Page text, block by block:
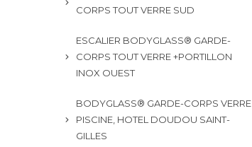
CORPS TOUT VERRE SUD
ESCALIER BODYGLASS® GARDE-
CORPS TOUT VERRE +PORTILLON
INOX OUEST
BODYGLASS® GARDE-CORPS VERRE
PISCINE, HOTEL DOUDOU SAINT-
GILLES